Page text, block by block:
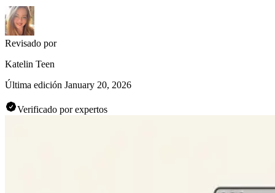
Revisado por
Katelin Teen
Última edición January 20, 2026
Verificado por expertos